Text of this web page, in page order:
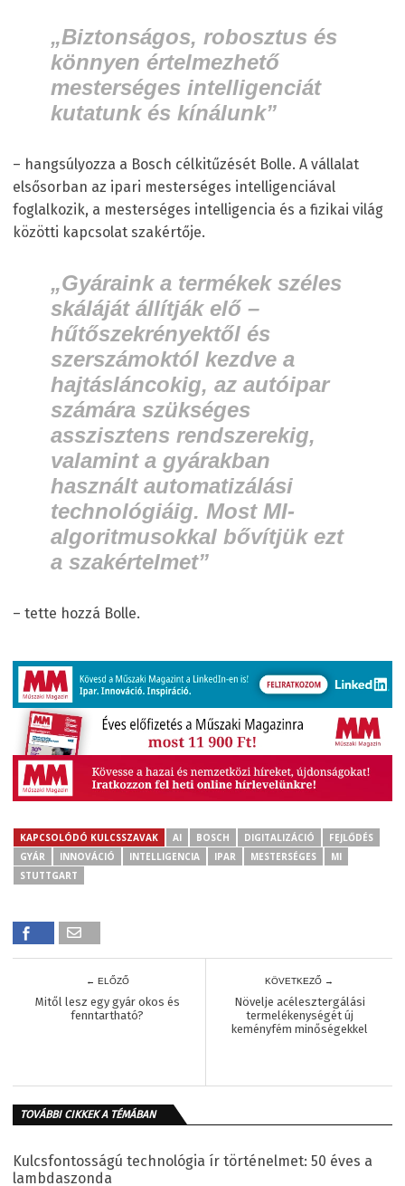
„Biztonságos, robosztus és
könnyen értelmezhető
mesterséges intelligenciát
kutatunk és kínálunk”
– hangsúlyozza a Bosch célkitűzését Bolle. A vállalat
elsősorban az ipari mesterséges intelligenciával
foglalkozik, a mesterséges intelligencia és a fizikai világ
közötti kapcsolat szakértője.
„Gyáraink a termékek széles
skáláját állítják elő –
hűtőszekrényektől és
szerszámoktól kezdve a
hajtásláncokig, az autóipar
számára szükséges
asszisztens rendszerekig,
valamint a gyárakban
használt automatizálási
technológiáig. Most MI-
algoritmusokkal bővítjük ezt
a szakértelmet”
– tette hozzá Bolle.
KAPCSOLÓDÓ KULCSSZAVAK AI BOSCH DIGITALIZÁCIÓ
FEJLŐDÉS
GYÁR
INNOVÁCIÓ INTELLIGENCIA IPAR MESTERSÉGES
MI
STUTTGART
← ELŐZŐ
Mitől lesz egy gyár okos és
fenntartható?
KÖVETKEZŐ →
Növelje acélesztergálási
termelékenységét új
keményfém minőségekkel
TOVÁBBI CIKKEK A TÉMÁBAN
Kulcsfontosságú technológia ír történelmet: 50 éves a
lambdaszonda